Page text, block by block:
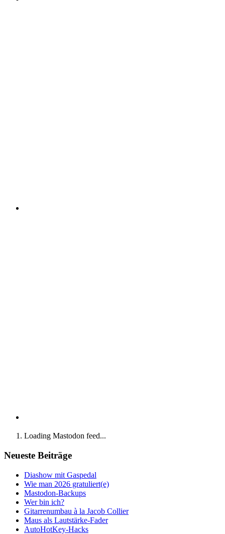
Loading Mastodon feed...
Neueste Beiträge
Diashow mit Gaspedal
Wie man 2026 gratuliert(e)
Mastodon-Backups
Wer bin ich?
Gitarrenumbau à la Jacob Collier
Maus als Lautstärke-Fader
AutoHotKey-Hacks